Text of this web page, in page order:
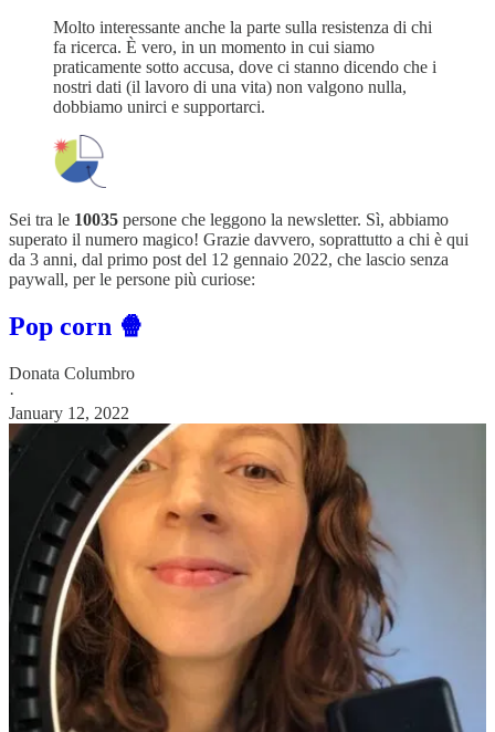
Molto interessante anche la parte sulla resistenza di chi
fa ricerca. È vero, in un momento in cui siamo
praticamente sotto accusa, dove ci stanno dicendo che i
nostri dati (il lavoro di una vita) non valgono nulla,
dobbiamo unirci e supportarci.
Sei tra le 10035 persone che leggono la newsletter. Sì, abbiamo
superato il numero magico! Grazie davvero, soprattutto a chi è qui
da 3 anni, dal primo post del 12 gennaio 2022, che lascio senza
paywall, per le persone più curiose:
Pop corn 🍿
Donata Columbro
·
January 12, 2022